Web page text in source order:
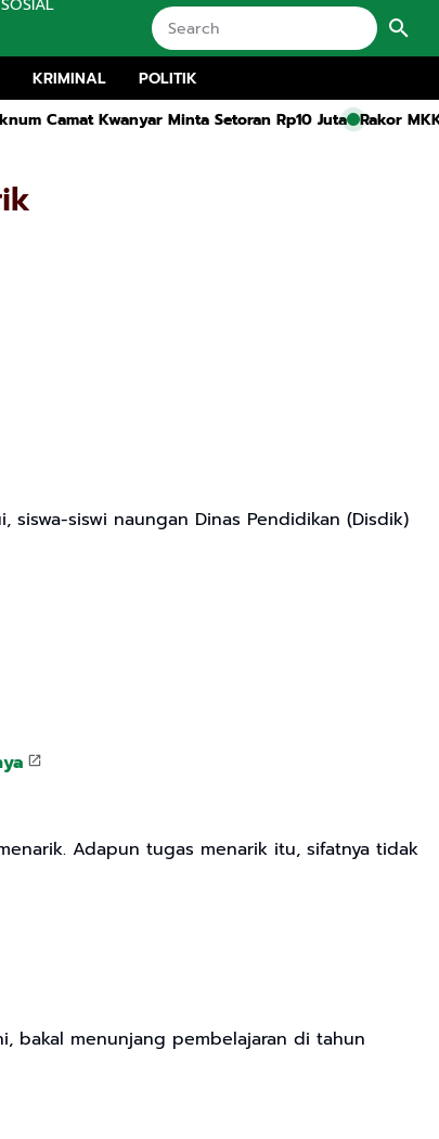
KRIMINAL
POLITIK
Setoran Rp10 Juta Rakor MKKS dan Pembukaan
siswi naungan Dinas Pendidikan (Disdik)
Adapun tugas menarik itu, sifatnya tidak
bakal menunjang pembelajaran di tahun